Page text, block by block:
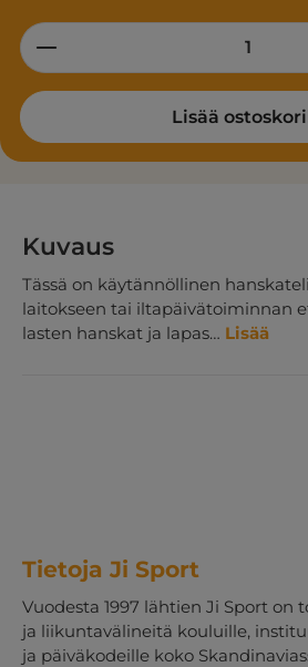
Product Quantity:
Lisää
Kuvaus
Tässä on käytännöllinen
laitokseen tai iltapäivätoiminnan
lasten hanskat ja lapas… Lisää
Tietoja Ji Sport
Vuodesta 1997 lähtien Ji Sport
ja liikuntavälineitä kouluille,
ja päiväkodeille koko